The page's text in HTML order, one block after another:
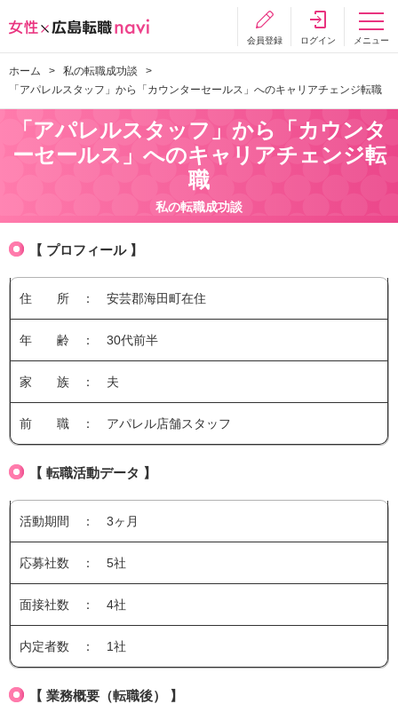
会員登録 ログイン メニュー
ホーム
私の転職成功談
「アパレルスタッフ」から「カウンターセールス」へのキャリアチェンジ転職
「アパレルスタッフ」から「カウンタ
ーセールス」へのキャリアチェンジ転
職
私の転職成功談
【 プロフィール 】
住 所 ： 安芸郡海田町在住
年 齢 ： 30代前半
家 族 ： 夫
前 職 ： アパレル店舗スタッフ
【 転職活動データ 】
活動期間 ： 3ヶ月
応募社数 ： 5社
面接社数 ： 4社
内定者数 ： 1社
【 業務概要（転職後） 】